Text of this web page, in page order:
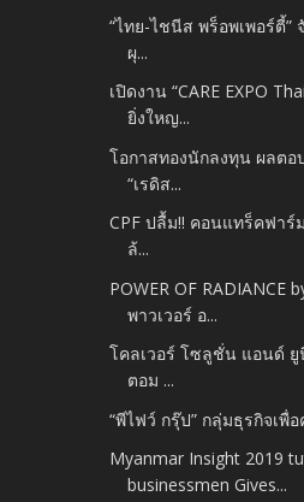
“ไทย-ไชนีส พร็อพเพอร์ตี้”
ผุ...
เปิดงาน “CARE EXPO
ยิ่งใหญ...
โอกาสทองนักลงทุน ผลตอ
“เรดิส...
CPF ปลื้ม!! คอนแทร็คฟาร์
ล้...
POWER OF RADIANCE
พาวเวอร์ อ...
โคลเวอร์ โซลูชั่น แอนด์
ตอม ...
“พีไฟว์ กรุ๊ป” กลุ่มธุรกิจเพื่
Myanmar Insight 2019
businessmen Gives...